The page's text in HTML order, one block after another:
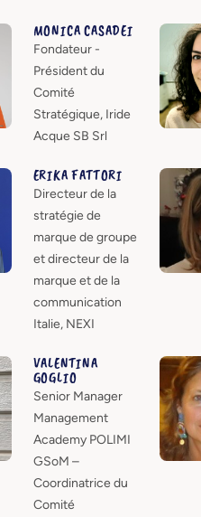
MONICA CASADEI
Fondateur -
Président du
Comité
Stratégique, Iride
Acque SB Srl
ERIKA FATTORI
Directeur de la
stratégie de
marque de groupe
et directeur de la
marque et de la
communication
Italie, NEXI
VALENTINA
GOGLIO
Senior Manager
Management
Academy POLIMI
GSoM –
Coordinatrice du
Comité